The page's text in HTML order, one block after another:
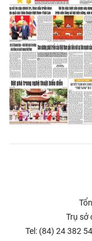
Media Du lịch
Media Thế giới
Media Thể thao
Media Giáo dục
Media Y tế
InfographicTrụ sở
Tel: (84) 24 382